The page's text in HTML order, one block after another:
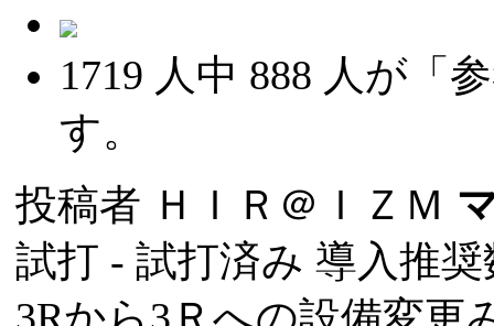
1719 人中 888 人が「
す。
投稿者 ＨＩＲ＠ＩＺＭ
試打 - 試打済み 導入推